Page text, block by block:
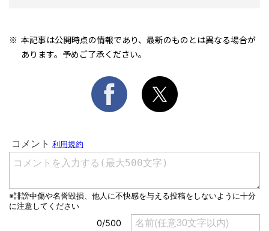
本記事は公開時点の情報であり、最新のものとは異なる場合が
あります。予めご了承ください。